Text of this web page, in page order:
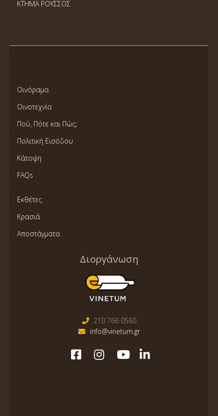
ΚΤΗΜΑ ΡΟΥΣΣΟΣ
Οινόραμα
Οινοτεχνία
Πού, Πότε και Πώς;
Πολιτική Εισόδου
Κάτοψη
FAQs
Εκθέτες
Κρασιά
Αποστάγματα
Διοργάνωση
210 766 0560
info@vinetum.gr